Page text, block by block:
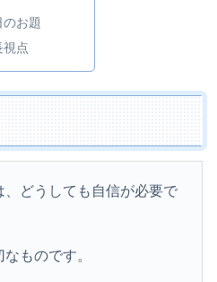
のお題
視点
、どうしても自信が必要で
ものです。